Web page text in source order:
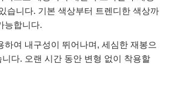
습니다. 기본 색상부터 트렌디한 색상까
능합니다.
하여 내구성이 뛰어나며, 세심한 재봉으
다. 오랜 시간 동안 변형 없이 착용할